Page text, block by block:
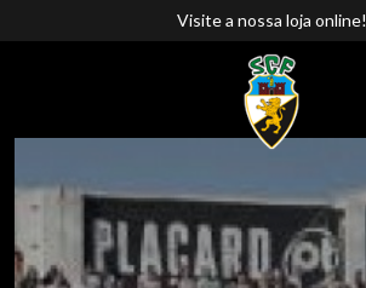
Visite a nossa loja online!